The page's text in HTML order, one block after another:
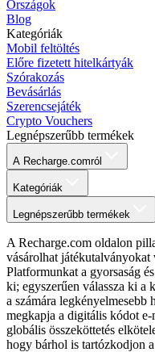
Országok
Blog
Kategóriák
Mobil feltöltés
Előre fizetett hitelkártyák
Szórakozás
Bevásárlás
Szerencsejáték
Crypto Vouchers
Legnépszerűbb termékek
A Recharge.comról
Kategóriák
Legnépszerűbb termékek
A Recharge.com oldalon
vásárolhat
Platformunkat a gyorsaság
ki; egyszerűen válassza ki a
a számára legkényelmesebb
megkapja a digitális kódot
globális összeköttetés
hogy bárhol is tartózkodjon